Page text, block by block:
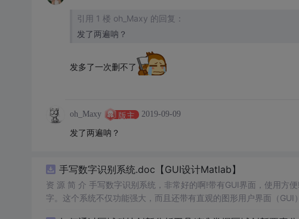
引用 1 楼 oh_Maxy 的回复：
发了两遍呐？
发多了一次删不了
oh_Maxy 版主 2019-09-09
发了两遍呐？
手写数字识别系统.doc【GUI设计Matlab】
资 源 简 介 手写数字识别系统，非常好的啊!带有GUI界面，使用方
字。这个系统不仅功能强大，而且还带有直观的图形用户界面（